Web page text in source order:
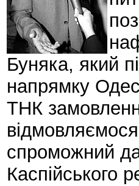
Буняка, який
напрямку
ТНК
відмовляємося
спроможний
Каспійського